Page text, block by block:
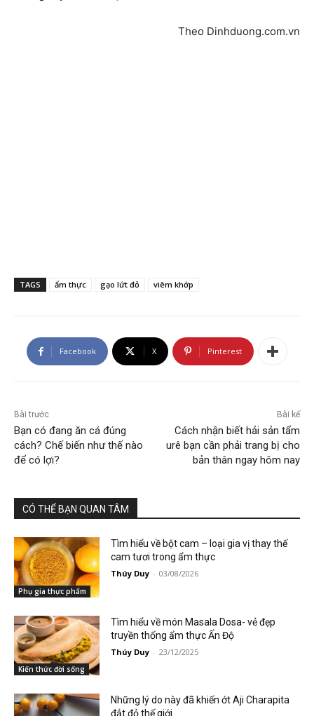
Theo Dinhduong.com.vn
TAGS ẩm thực gạo lứt đỏ viêm khớp
Facebook X Pinterest
Bài trước
Bạn có đang ăn cá đúng
cách? Chế biến như thế nào
để có lợi?
Bài kế
Cách nhận biết hải sản tẩm
urê bạn cần phải trang bị cho
bản thân ngay hôm nay
CÓ THỂ BẠN QUAN TÂM
Phụ gia thực phẩm
Tìm hiểu về bột cam – loại gia vị thay thế
cam tươi trong ẩm thực
Thúy Duy - 03/08/2026
Kiến thức đời sống
Tìm hiểu về món Masala Dosa- vẻ đẹp
truyền thống ẩm thực Ấn Độ
Thúy Duy - 23/12/2025
Những lý do này đã khiến ớt Aji Charapita
đắt đỏ thế giới